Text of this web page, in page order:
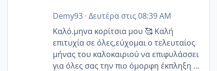
Demy93· Δευτέρα στις 08:39 AM
Καλό.μηνα κορίτσια μου 🥰 Καλή
επιτυχία σε όλες,εύχομαι ο τελευταίος
μήνας του καλοκαιριού να επιφυλάσσει
για όλες σας την πιο όμορφη έκπληξη 🧿